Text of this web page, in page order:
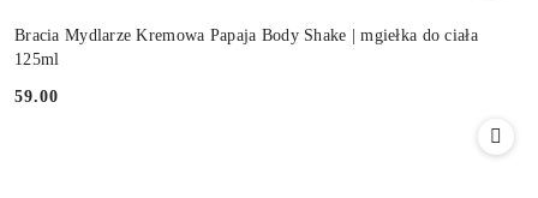
Bracia Mydlarze Kremowa Papaja Body Shake | mgiełka do ciała
125ml
Cena:
59.00